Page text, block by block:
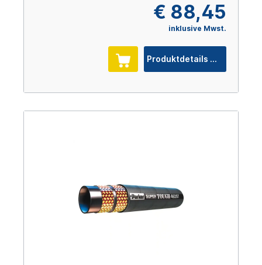
€ 88,45
inklusive Mwst.
Produktdetails